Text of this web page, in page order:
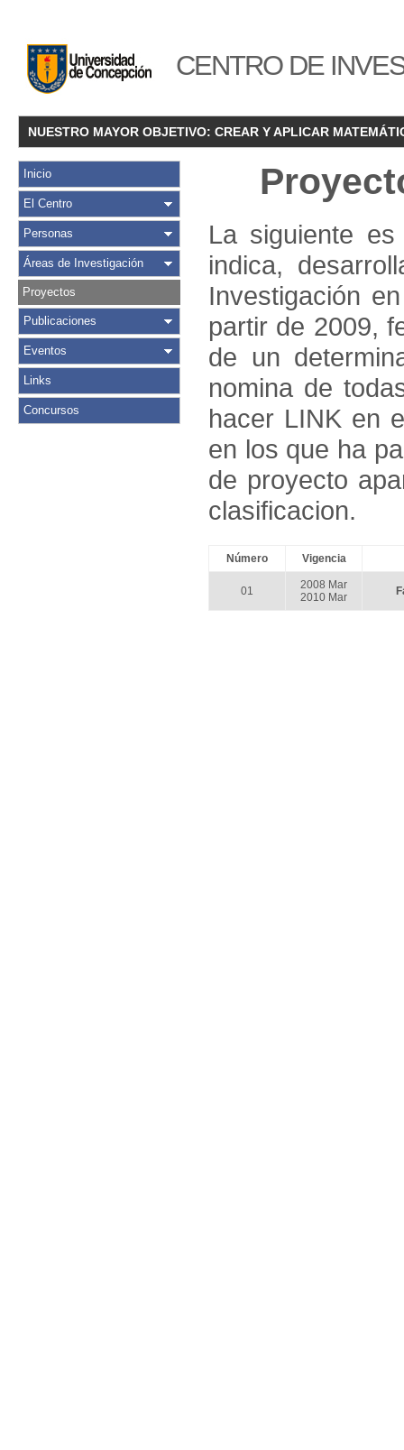
CENTRO DE
NUESTRO MAYOR OBJETIVO: CREAR Y APLICAR
Inicio
El Centro
Personas
Áreas de Investigación
Proyectos
Publicaciones
Eventos
Links
Concursos
La siguiente
indica,
Investigación
partir de 2009,
de un
nomina de
hacer LINK en
en los que ha
de proyecto
clasificacion.
Número Vigencia
01
2008 Mar
2010 Mar